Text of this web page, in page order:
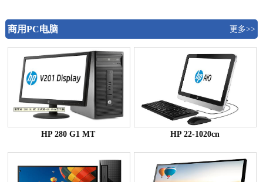
商用PC电脑 更多>>
HP 280 G1 MT HP 22-1020cn